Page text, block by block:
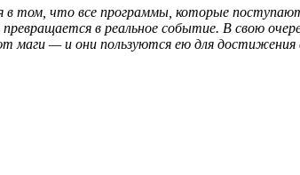
том, что все программы, которые
в реальное событие. В свою
— и они пользуются ею для достижения